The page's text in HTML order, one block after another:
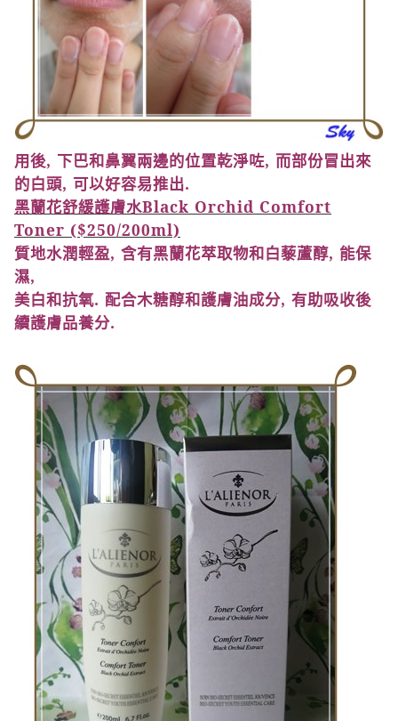
用後, 下巴和鼻翼兩邊的位置乾淨咗, 而部份冒出來
的白頭, 可以好容易推出.
黑蘭花舒緩護膚水Black Orchid Comfort
Toner ($250/200ml)
質地水潤輕盈, 含有黑蘭花萃取物和白藜蘆醇, 能保
濕,
美白和抗氧. 配合木糖醇和護膚油成分, 有助吸收後
續護膚品養分.